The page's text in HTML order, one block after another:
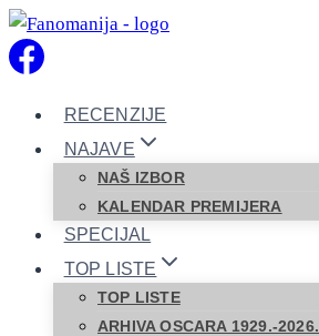
Skip
to
RECENZIJE
NAJAVE
NAŠ IZBOR
KALENDAR PREMIJERA
SPECIJAL
TOP LISTE
TOP LISTE
ARHIVA OSCARA 1929.-2026.